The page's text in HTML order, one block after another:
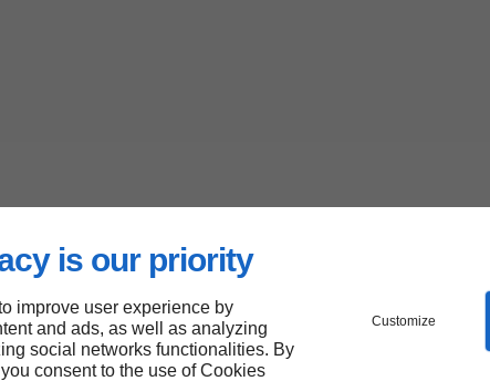
is our priority
improve user experience by
and ads, as well as analyzing
social networks functionalities. By
consent to the use of Cookies
Customize